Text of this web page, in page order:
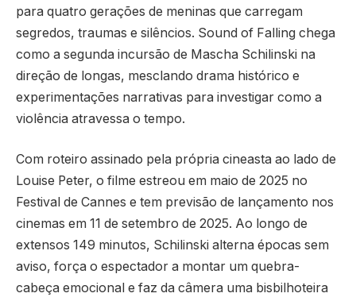
para quatro gerações de meninas que carregam
segredos, traumas e silêncios. Sound of Falling chega
como a segunda incursão de Mascha Schilinski na
direção de longas, mesclando drama histórico e
experimentações narrativas para investigar como a
violência atravessa o tempo.
Com roteiro assinado pela própria cineasta ao lado de
Louise Peter, o filme estreou em maio de 2025 no
Festival de Cannes e tem previsão de lançamento nos
cinemas em 11 de setembro de 2025. Ao longo de
extensos 149 minutos, Schilinski alterna épocas sem
aviso, força o espectador a montar um quebra-
cabeça emocional e faz da câmera uma bisbilhoteira